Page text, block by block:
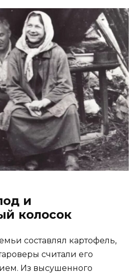
и
колосок
составлял картофель,
считали его
Из высушенного